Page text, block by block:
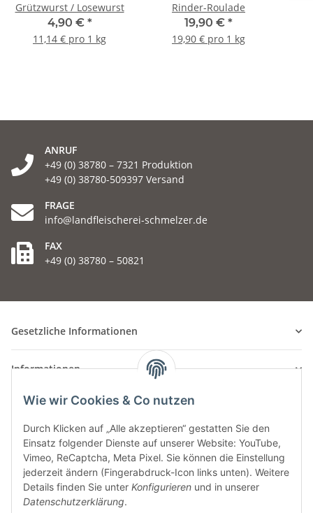
Wie wir Cookies & Co nutzen
Durch Klicken auf „Alle akzeptieren“ gestatten Sie den
Einsatz folgender Dienste auf unserer Website: YouTube,
Vimeo, ReCaptcha, Meta Pixel. Sie können die Einstellung
jederzeit ändern (Fingerabdruck-Icon links unten). Weitere
Details finden Sie unter Konfigurieren und in unserer
Datenschutzerklärung.
Grützwurst / Losewurst
4,90 € *
11,14 € pro 1 kg
Rinder-Roulade
19,90 € *
19,90 € pro 1 kg
ANRUF
+49 (0) 38780 – 7321 Produktion
+49 (0) 38780-509397 Versand
FRAGE
info@landfleischerei-schmelzer.de
FAX
+49 (0) 38780 – 50821
Gesetzliche Informationen
Informationen